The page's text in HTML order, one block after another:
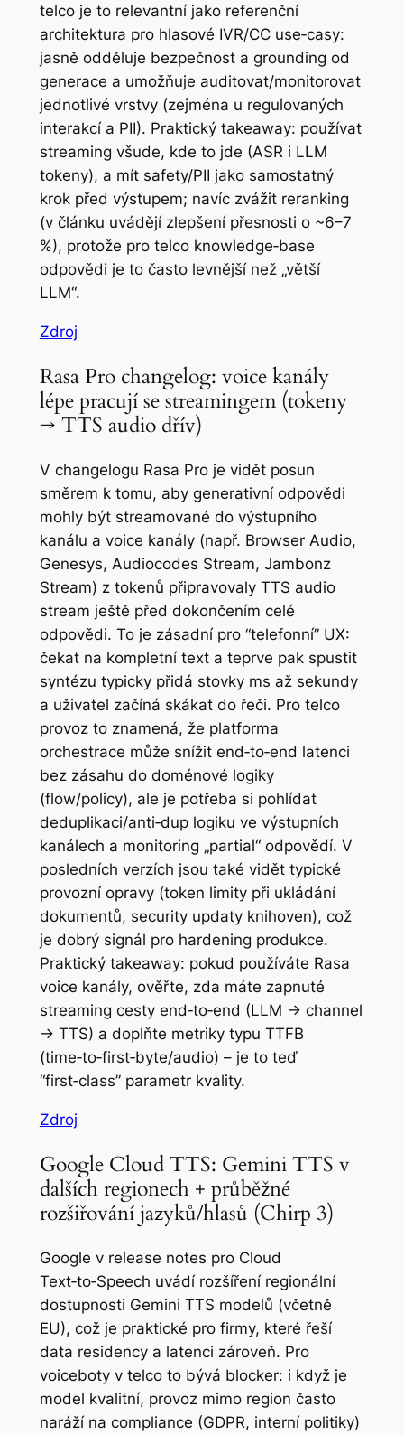
telco je to relevantní jako referenční
architektura pro hlasové IVR/CC use‑casy:
jasně odděluje bezpečnost a grounding od
generace a umožňuje auditovat/monitorovat
jednotlivé vrstvy (zejména u regulovaných
interakcí a PII). Praktický takeaway: používat
streaming všude, kde to jde (ASR i LLM
tokeny), a mít safety/PII jako samostatný
krok před výstupem; navíc zvážit reranking
(v článku uvádějí zlepšení přesnosti o ~6–7
%), protože pro telco knowledge‑base
odpovědi je to často levnější než „větší
LLM“.
Zdroj
Rasa Pro changelog: voice kanály
lépe pracují se streamingem (tokeny
→ TTS audio dřív)
V changelogu Rasa Pro je vidět posun
směrem k tomu, aby generativní odpovědi
mohly být streamované do výstupního
kanálu a voice kanály (např. Browser Audio,
Genesys, Audiocodes Stream, Jambonz
Stream) z tokenů připravovaly TTS audio
stream ještě před dokončením celé
odpovědi. To je zásadní pro “telefonní” UX:
čekat na kompletní text a teprve pak spustit
syntézu typicky přidá stovky ms až sekundy
a uživatel začíná skákat do řeči. Pro telco
provoz to znamená, že platforma
orchestrace může snížit end‑to‑end latenci
bez zásahu do doménové logiky
(flow/policy), ale je potřeba si pohlídat
deduplikaci/anti‑dup logiku ve výstupních
kanálech a monitoring „partial“ odpovědí. V
posledních verzích jsou také vidět typické
provozní opravy (token limity při ukládání
dokumentů, security updaty knihoven), což
je dobrý signál pro hardening produkce.
Praktický takeaway: pokud používáte Rasa
voice kanály, ověřte, zda máte zapnuté
streaming cesty end‑to‑end (LLM → channel
→ TTS) a doplňte metriky typu TTFB
(time‑to‑first‑byte/audio) – je to teď
“first‑class” parametr kvality.
Zdroj
Google Cloud TTS: Gemini TTS v
dalších regionech + průběžné
rozšiřování jazyků/hlasů (Chirp 3)
Google v release notes pro Cloud
Text‑to‑Speech uvádí rozšíření regionální
dostupnosti Gemini TTS modelů (včetně
EU), což je praktické pro firmy, které řeší
data residency a latenci zároveň. Pro
voiceboty v telco to bývá blocker: i když je
model kvalitní, provoz mimo region často
naráží na compliance (GDPR, interní politiky)